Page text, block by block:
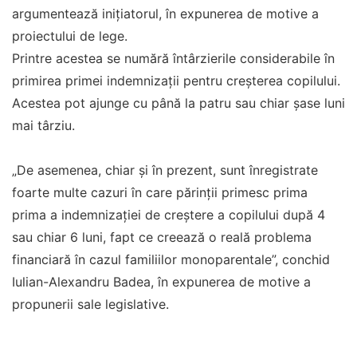
argumentează iniţiatorul, în expunerea de motive a
proiectului de lege.
Printre acestea se numără întârzierile considerabile în
primirea primei indemnizații pentru creșterea copilului.
Acestea pot ajunge cu până la patru sau chiar șase luni
mai târziu.
„De asemenea, chiar şi în prezent, sunt înregistrate
foarte multe cazuri în care părinţii primesc prima
prima a indemnizaţiei de creştere a copilului după 4
sau chiar 6 luni, fapt ce creează o reală problema
financiară în cazul familiilor monoparentale”, conchid
Iulian-Alexandru Badea, în expunerea de motive a
propunerii sale legislative.